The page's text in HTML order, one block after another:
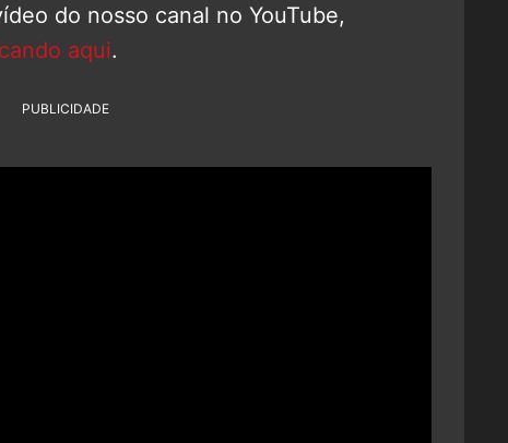
do nosso canal no YouTube,
aqui.
PUBLICIDADE